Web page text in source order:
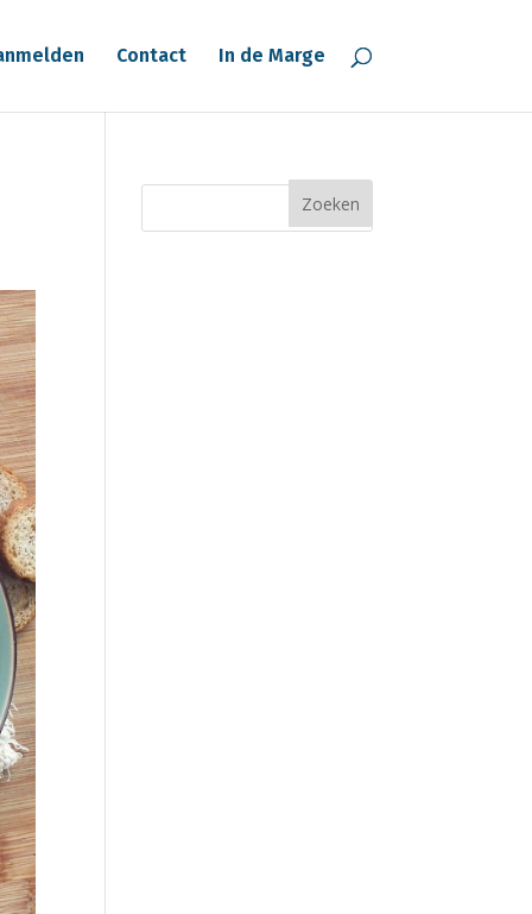
Contact In de Marge